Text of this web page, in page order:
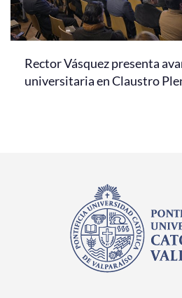
Rector Vásquez presenta
universitaria en Claustro